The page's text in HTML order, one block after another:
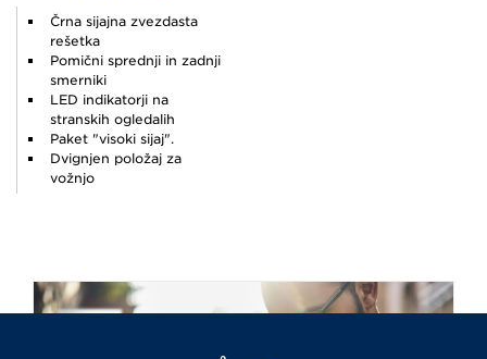
Črna sijajna zvezdasta
rešetka
Pomični sprednji in zadnji
smerniki
LED indikatorji na
stranskih ogledalih
Paket "visoki sijaj".
Dvignjen položaj za
vožnjo